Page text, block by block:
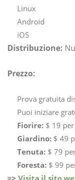
Linux
Android
iOS
Distribuzione:
Prezzo:
Prova gratuita
Puoi iniziare
Fiorire: $ 19
Giardino: $ 49
Tenuta: $ 79
Foresta: $ 99
=> Visita il sito